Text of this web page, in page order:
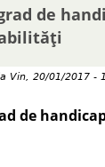
i
de
Vin, 20/01/2017 -
de